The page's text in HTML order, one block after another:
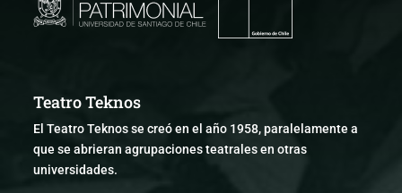
Teatro Teknos
El Teatro Teknos se creó en el año 1958, paralelamente a
que se abrieran agrupaciones teatrales en otras
universidades.